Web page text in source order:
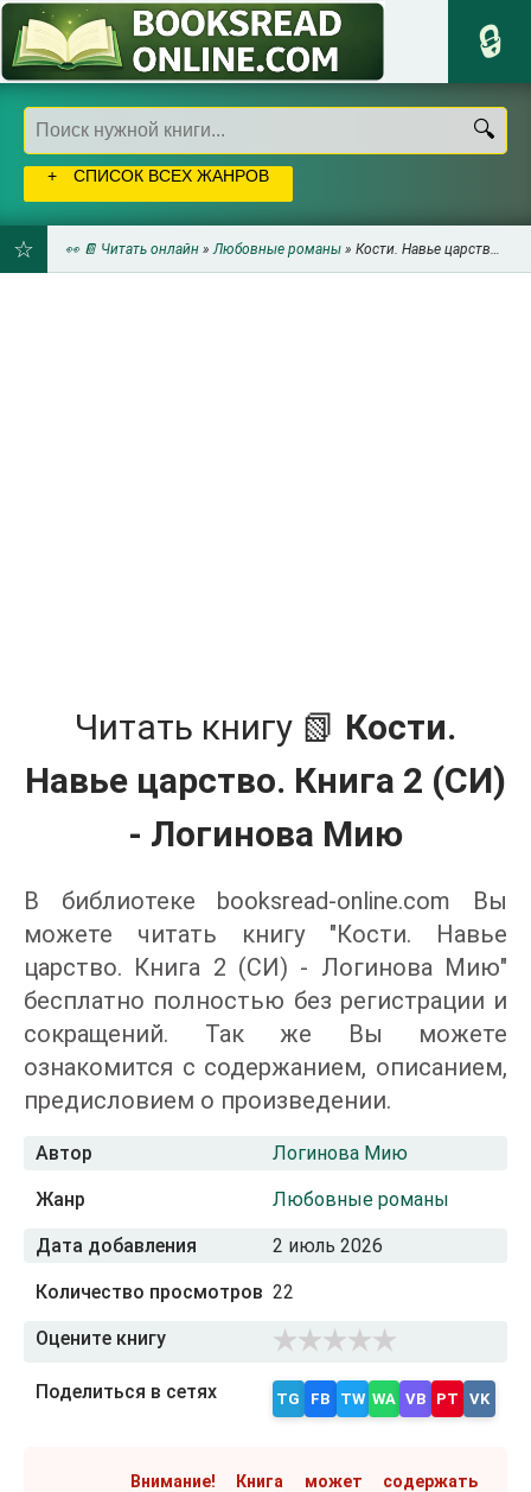
СПИСОК ВСЕХ ЖАНРОВ
👀 📔 Читать онлайн »Любовные романы » Кости. Навье царство. Книга 2 (СИ) - Логинова Мию
Читать книгу 📗 Кости.
Навье царство. Книга 2 (СИ)
- Логинова Мию
В библиотеке booksread-online.com Вы
можете читать книгу "Кости. Навье
царство. Книга 2 (СИ) - Логинова Мию"
бесплатно полностью без регистрации и
сокращений. Так же Вы можете
ознакомится с содержанием, описанием,
предисловием о произведении.
Автор Логинова Мию
Жанр Любовные романы
Дата добавления 2 июль 2026
Количество просмотров 22
Оцените книгу
Поделиться в сетях TG FB TW WA VB PT VK
Внимание! Книга может содержать